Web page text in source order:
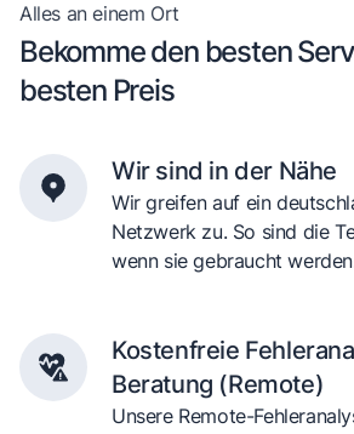
Alles an einem Ort
Bekomme den besten
besten Preis
Wir sind in der Nähe
Wir greifen auf ein
Netzwerk zu. So sind die
wenn sie gebraucht
Kostenfreie
Beratung (Remote)
Unsere Remote-